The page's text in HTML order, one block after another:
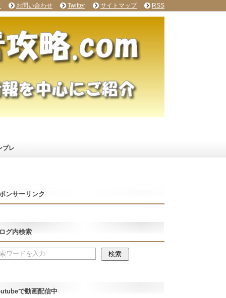
プレ
ンサーリンク
グ内検索
で動画配信中
お問い合わせ Twitter サイトマップ RSS